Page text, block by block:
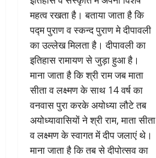
महत्व रखता है। बताया जाता है कि
पद्म पुराण व स्कन्द पुराण मे दीपावली
का उल्लेख मिलता है। दीपावली का
इतिहास रामायण से जुड़ा हुआ है।
माना जाता है कि श्री राम जब माता
सीता व लक्ष्मण के साथ 14 वर्ष का
वनवास पुरा करके अयोध्या लौटे तब
अयोध्यावासियों ने श्री राम, माता सीता
व लक्ष्मण के स्वागत में दीप जलाएं थे।
माना जाता है कि तब से दीपोत्सव का